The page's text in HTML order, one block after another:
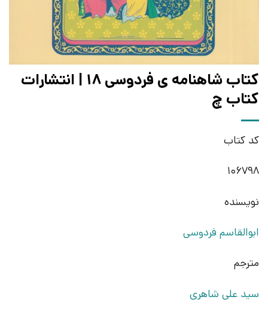
کتاب شاهنامه ی فردوسی 18 | انتشارات
کتاب چ
کد کتاب
106798
نویسنده
ابوالقاسم فردوسی
مترجم
سید علی شاهری